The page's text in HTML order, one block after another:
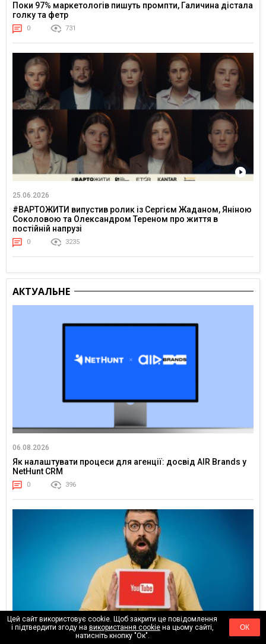
Поки 97% маркетологів пишуть промпти, Галичина дістала
голку та фетр
0 731
25.06.2026
#ВАРТОЖИТИ випустив ролик із Сергієм Жаданом, Яніною
Соколовою та Олександром Тереном про життя в
постійній напрузі
0 3235
АКТУАЛЬНЕ
06.08.2026
Як налаштувати процеси для агенції: досвід AIR Brands у
NetHunt CRM
0 396
Цей сайт використовує cookie. Щоб закрити це повідомлення
і підтвердити згоду на використання cookieна цьому сайті,
натисніть кнопку "Ок".
ОК